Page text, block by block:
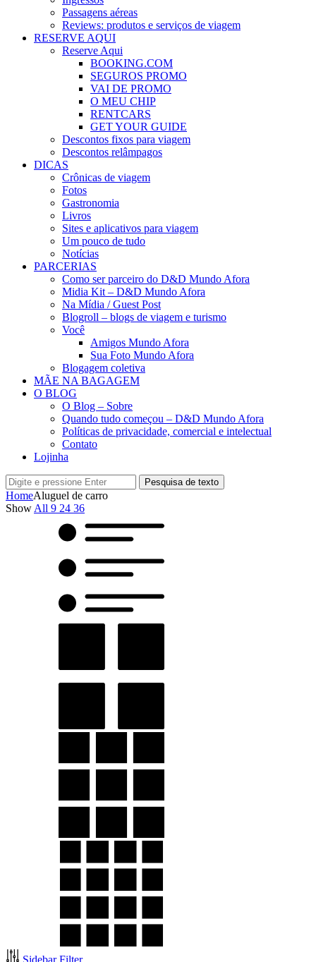
Passagens aéreas
Reviews: produtos e serviços de viagem
RESERVE AQUI
Reserve Aqui
BOOKING.COM
SEGUROS PROMO
VAI DE PROMO
O MEU CHIP
RENTCARS
GET YOUR GUIDE
Descontos fixos para viagem
Descontos relâmpagos
DICAS
Crônicas de viagem
Fotos
Gastronomia
Livros
Sites e aplicativos para viagem
Um pouco de tudo
Notícias
PARCERIAS
Como ser parceiro do D&D Mundo Afora
Midia Kit – D&D Mundo Afora
Na Mídia / Guest Post
Blogroll – blogs de viagem e turismo
Você
Amigos Mundo Afora
Sua Foto Mundo Afora
Blogagem coletiva
MÃE NA BAGAGEM
O BLOG
O Blog – Sobre
Quando tudo começou – D&D Mundo Afora
Políticas de privacidade, comercial e intelectual
Contato
Lojinha
Pesquisa de texto
HomeAluguel de carro
Show All 9 24 36
Sidebar Filter